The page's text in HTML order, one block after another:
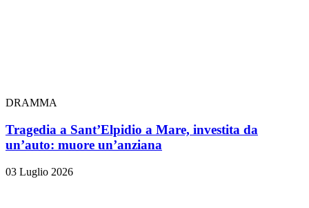
DRAMMA
Tragedia a Sant’Elpidio a Mare, investita da
un’auto: muore un’anziana
03 Luglio 2026